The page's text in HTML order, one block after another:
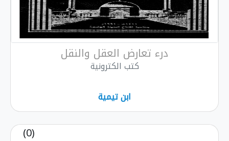
درء تعارض العقل والنقل
كتب الكترونية
ابن تيمية